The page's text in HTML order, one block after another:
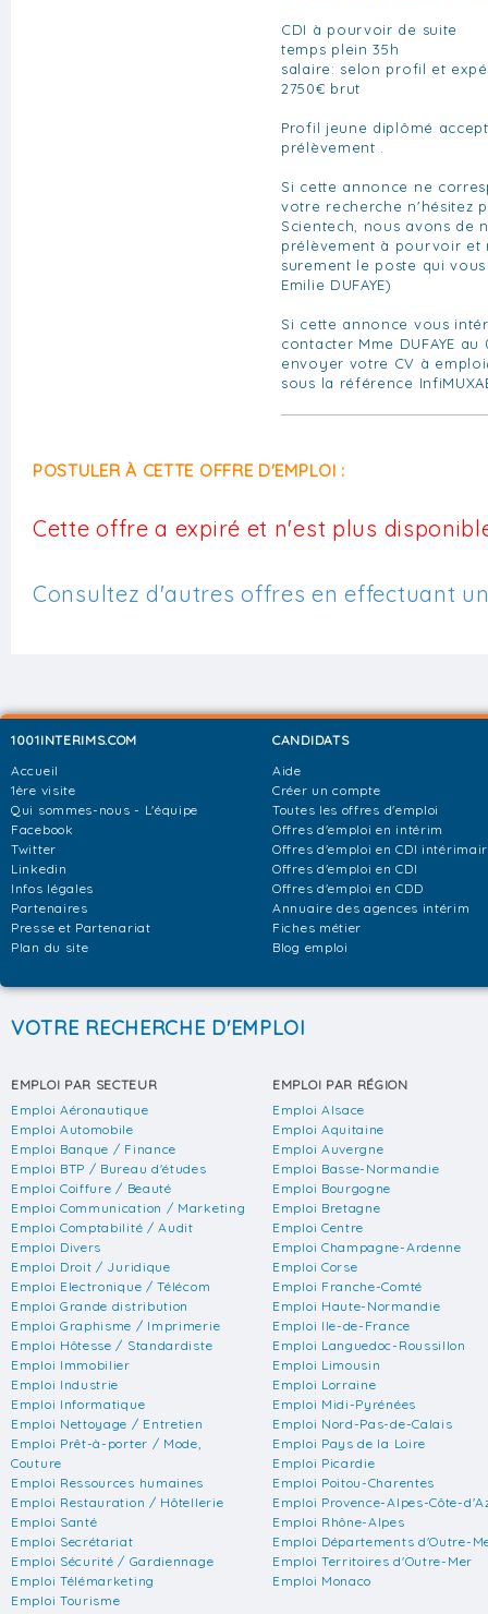
CDI à pourvoir de suite
temps plein 35h
salaire: selon profil et
2750€ brut
Profil jeune diplômé
prélèvement .
Si cette annonce ne
votre recherche n'hésitez
Scientech, nous avons de
prélèvement à pourvoir et
surement le poste qui
Emilie DUFAYE)
Si cette annonce vous
contacter Mme DUFAYE au
envoyer votre CV à
sous la référence
POSTULER À CETTE OFFRE D'EMPLOI :
Cette offre a expiré et n'est plus
Consultez d'autres offres en effectuant
1001INTERIMS.COM
Accueil
1ère visite
Qui sommes-nous - L'équipe
Facebook
Twitter
Linkedin
Infos légales
Partenaires
Presse et Partenariat
Plan du site
CANDIDATS
Aide
Créer un compte
Toutes les offres d'emploi
Offres d'emploi en intérim
Offres d'emploi en CDI
Offres d'emploi en CDI
Offres d'emploi en CDD
Annuaire des agences intérim
Fiches métier
Blog emploi
VOTRE RECHERCHE D'EMPLOI
EMPLOI PAR SECTEUR
Emploi Aéronautique
Emploi Automobile
Emploi Banque / Finance
Emploi BTP / Bureau d'études
Emploi Coiffure / Beauté
Emploi Communication / Marketing
Emploi Comptabilité / Audit
Emploi Divers
Emploi Droit / Juridique
Emploi Electronique / Télécom
Emploi Grande distribution
Emploi Graphisme / Imprimerie
Emploi Hôtesse / Standardiste
Emploi Immobilier
Emploi Industrie
Emploi Informatique
Emploi Nettoyage / Entretien
Emploi Prêt-à-porter / Mode,
Couture
Emploi Ressources humaines
Emploi Restauration / Hôtellerie
Emploi Santé
Emploi Secrétariat
Emploi Sécurité / Gardiennage
Emploi Télémarketing
Emploi Tourisme
EMPLOI PAR RÉGION
Emploi Alsace
Emploi Aquitaine
Emploi Auvergne
Emploi Basse-Normandie
Emploi Bourgogne
Emploi Bretagne
Emploi Centre
Emploi Champagne-Ardenne
Emploi Corse
Emploi Franche-Comté
Emploi Haute-Normandie
Emploi Ile-de-France
Emploi Languedoc-Roussillon
Emploi Limousin
Emploi Lorraine
Emploi Midi-Pyrénées
Emploi Nord-Pas-de-Calais
Emploi Pays de la Loire
Emploi Picardie
Emploi Poitou-Charentes
Emploi Provence-Alpes-Côte-
Emploi Rhône-Alpes
Emploi Départements d'Outre-
Emploi Territoires d'Outre-Mer
Emploi Monaco